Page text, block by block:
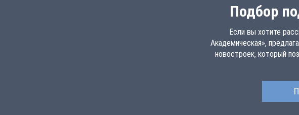
Подбор
Если вы хотите
Академическая»,
новостроек, который